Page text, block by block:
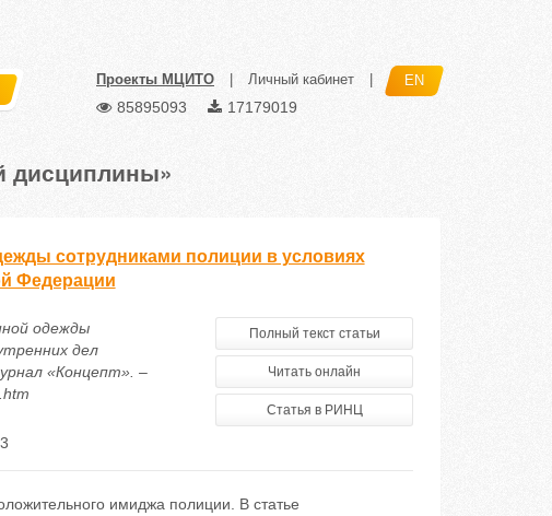
Проекты МЦИТО Личный кабинет EN
85895093 17179019
дисциплины»
сотрудниками полиции в условиях
Федерации
одежды
дел
«Концепт». –
Полный текст статьи
Читать онлайн
Статья в РИНЦ
имиджа полиции. В статье